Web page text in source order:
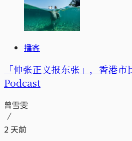
播客
「伸张正义报东张」，香港
Podcast
曾雪雯
2 天前